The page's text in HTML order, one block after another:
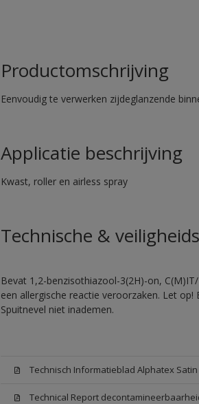
Productomschrijving
Eenvoudig te verwerken zijdeglanzende
Applicatie beschrijving
Kwast, roller en airless spray
Technische &
Bevat 1,2-benzisothiazool-3(2H)-on,
een allergische reactie veroorzaken. Let
Spuitnevel niet inademen.
Technisch Informatieblad Alphatex Satin
Technical Report